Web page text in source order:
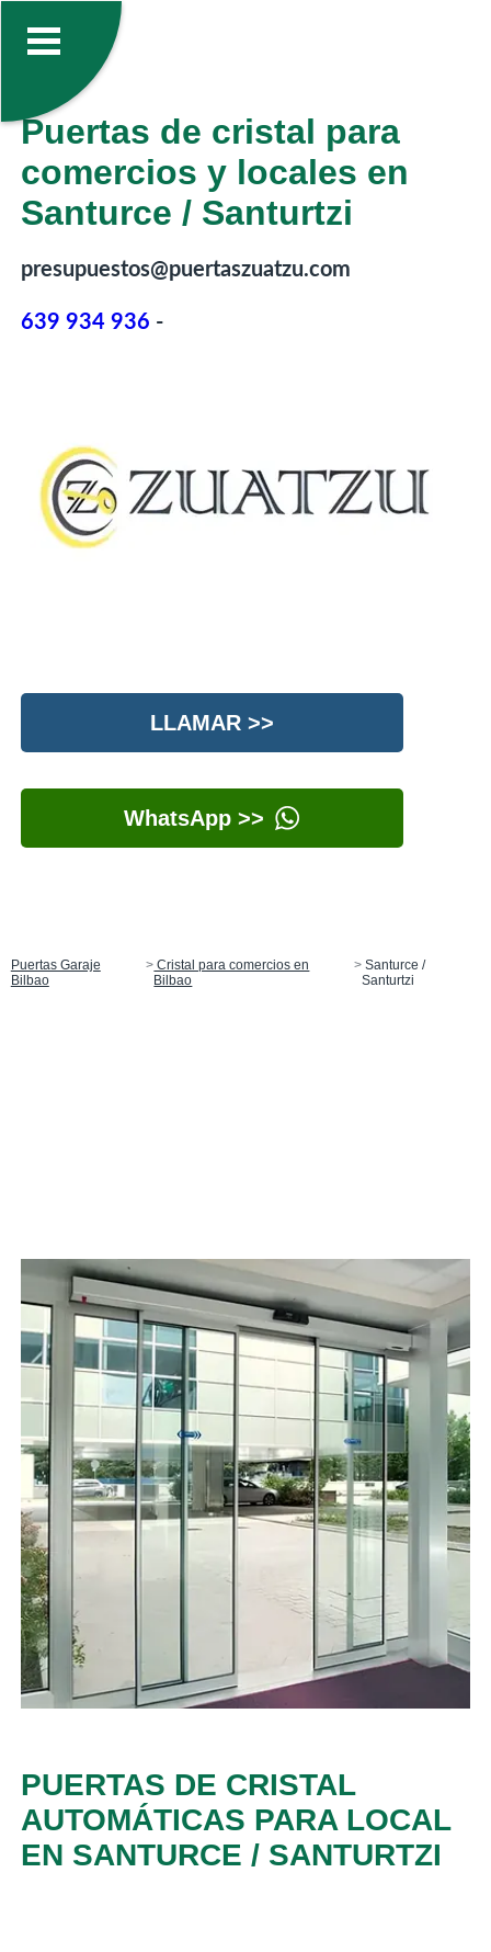
Puertas de cristal para
comercios y locales en
Santurce / Santurtzi
presupuestos@puertaszuatzu.com
639 934 936 -
LLAMAR >>
WhatsApp >>
Puertas Garaje
Bilbao
Cristal para comercios en
Bilbao
Santurce /
Santurtzi
PUERTAS DE CRISTAL
AUTOMÁTICAS PARA LOCAL
EN SANTURCE / SANTURTZI